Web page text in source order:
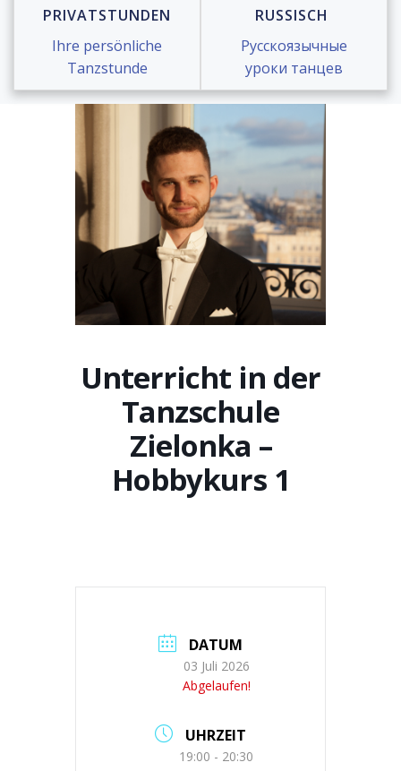
PRIVATSTUNDEN
Ihre persönliche
Tanzstunde
RUSSISCH
Русскоязычные
уроки танцев
Unterricht in der
Tanzschule
Zielonka –
Hobbykurs 1
DATUM
03 Juli 2026
Abgelaufen!
UHRZEIT
19:00 - 20:30